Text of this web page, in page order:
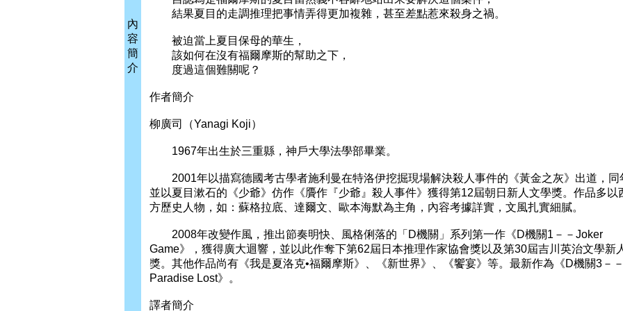
內
容
簡
介
結果夏目的走調推理把事情弄得更加複雜，甚至差點惹來殺身之禍。
被迫當上夏目保母的華生，
該如何在沒有福爾摩斯的幫助之下，
度過這個難關呢？
作者簡介
柳廣司（Yanagi Koji）
1967年出生於三重縣，神戶大學法學部畢業。
2001年以描寫德國考古學者施利曼在特洛伊挖掘現場解決殺人事件的《黃金之灰》出道，同
並以夏目漱石的《少爺》仿作《贗作『少爺』殺人事件》獲得第12屆朝日新人文學獎。作品多以
方歷史人物，如：蘇格拉底、達爾文、歐本海默為主角，內容考據詳實，文風扎實細膩。
2008年改變作風，推出節奏明快、風格俐落的「D機關」系列第一作《D機關1－－Joker
Game》，獲得廣大迴響，並以此作奪下第62屆日本推理作家協會獎以及第30屆吉川英治文學新
獎。其他作品尚有《我是夏洛克•福爾摩斯》、《新世界》、《饗宴》等。最新作為《D機關3－－
Paradise Lost》。
譯者簡介